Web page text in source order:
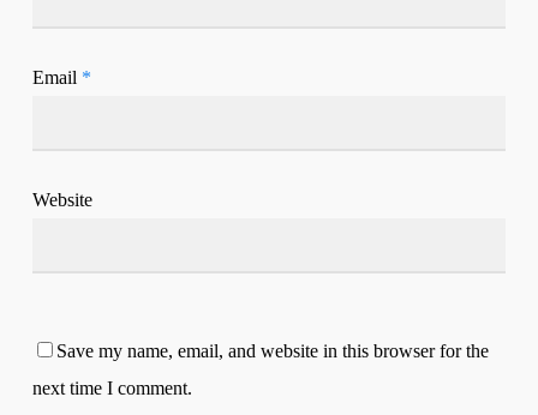
Email *
Website
Save my name, email, and website in this browser for the
next time I comment.